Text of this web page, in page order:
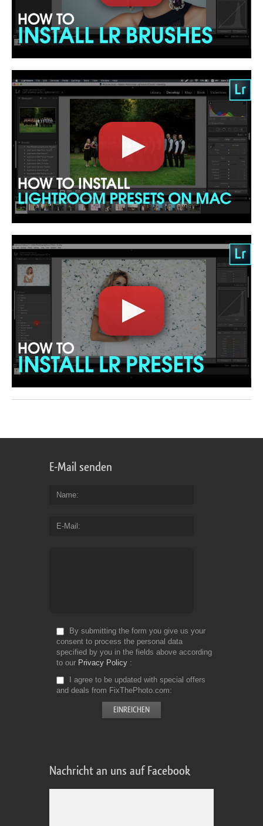
E-Mail senden
Name
E-Mail
By submitting the form you give us your
consent to process the personal data
specified by you in the fields above according
to our Privacy Policy
I agree to be updated with special offers
and deals from FixThePhoto.com
Nachricht an uns auf Facebook